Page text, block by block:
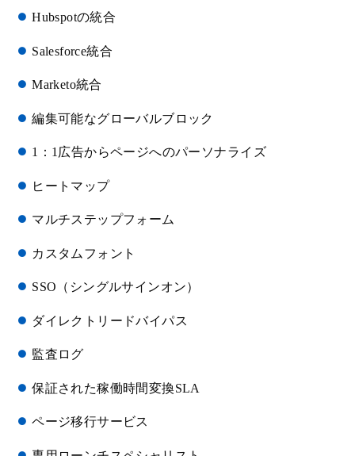
Hubspotの統合
Salesforce統合
Marketo統合
編集可能なグローバルブロック
1：1広告からページへのパーソナライズ
ヒートマップ
マルチステップフォーム
カスタムフォント
SSO（シングルサインオン）
ダイレクトリードバイパス
監査ログ
保証された稼働時間変換SLA
ページ移行サービス